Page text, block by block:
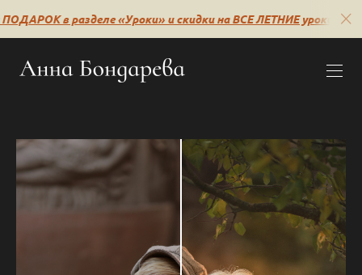
в разделе «Уроки» и скидки на ВСЕ ЛЕТНИЕ уроки🔥